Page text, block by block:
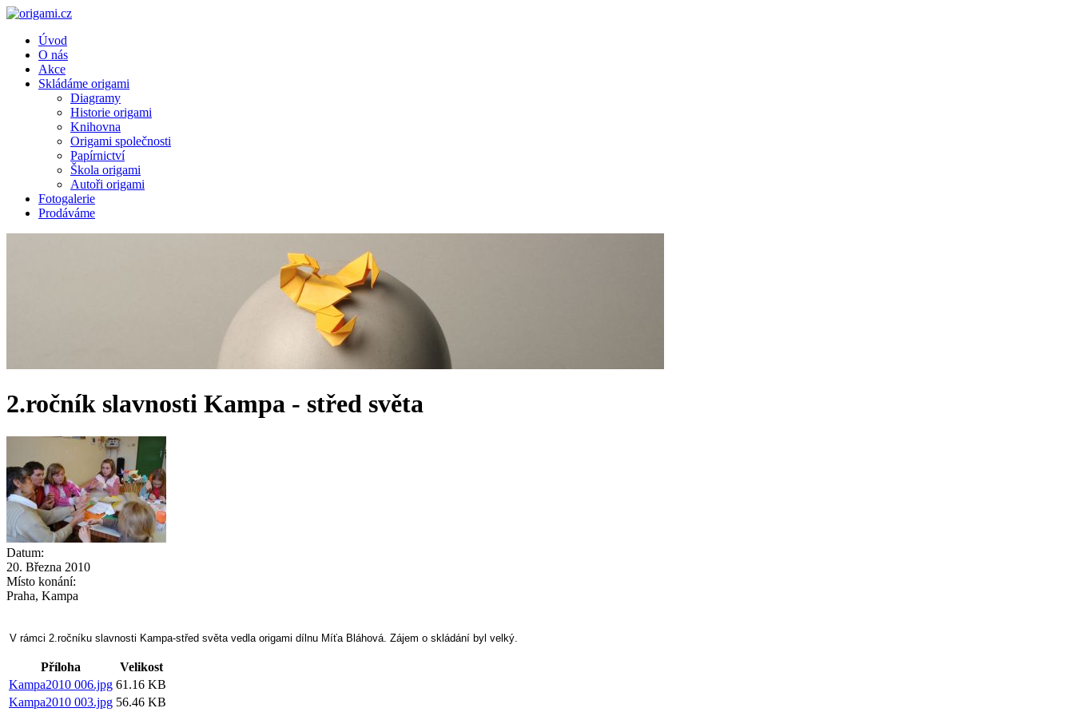
Úvod
O nás
Akce
Skládáme origami
Diagramy
Historie origami
Knihovna
Origami společnosti
Papírnictví
Škola origami
Autoři origami
Fotogalerie
Prodáváme
2.ročník slavnosti Kampa - střed světa
Datum:
20. Března 2010
Místo konání:
Praha, Kampa
V rámci 2.ročníku slavnosti Kampa-střed světa vedla origami dílnu Míťa Bláhová. Zájem o skládání byl velký.
Příloha
Velikost
Kampa2010 006.jpg 61.16 KB
Kampa2010 003.jpg 56.46 KB